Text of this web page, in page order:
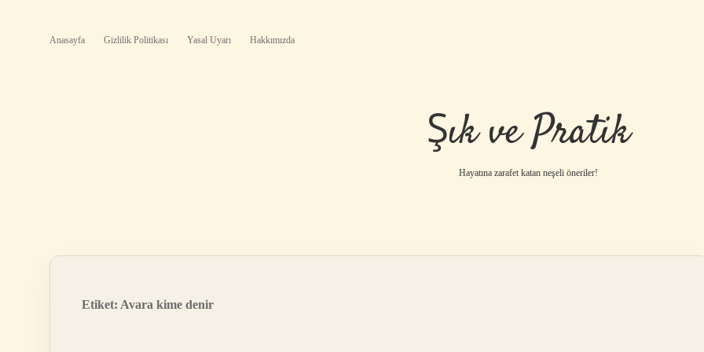
Anasayfa Gizlilik Politikası Yasal Uyarı Hakkımızda
Şık ve Pratik
Hayatına zarafet katan neşeli öneriler!
Etiket: Avara kime denir